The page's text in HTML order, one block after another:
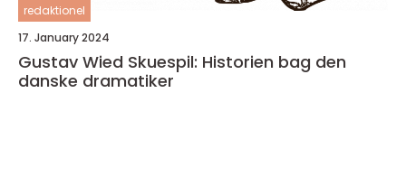
redaktionel
17. January 2024
Gustav Wied Skuespil: Historien bag den
danske dramatiker